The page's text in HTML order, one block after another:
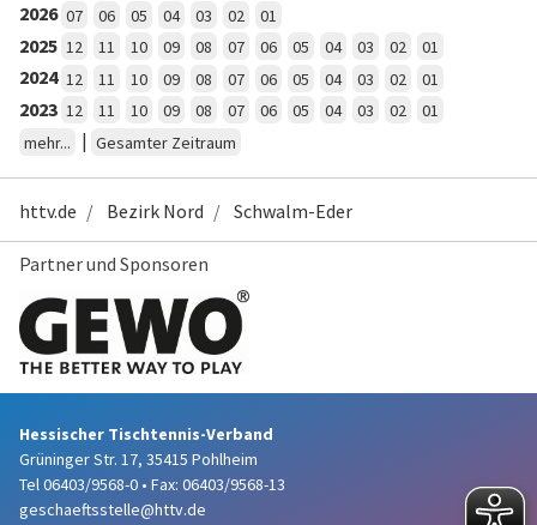
2026 07 06 05 04 03 02 01
2025 12 11 10 09 08 07 06 05 04 03 02 01
2024 12 11 10 09 08 07 06 05 04 03 02 01
2023 12 11 10 09 08 07 06 05 04 03 02
01
mehr...
| Gesamter Zeitraum
httv.de Bezirk Nord Schwalm-Eder
Partner und Sponsoren
Hessischer Tischtennis-Verband
Grüninger Str. 17, 35415 Pohlheim
Tel 06403/9568-0 • Fax: 06403/9568-13
geschaeftsstelle@httv.de